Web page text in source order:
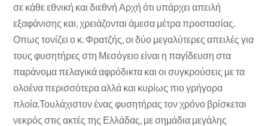
σε κάθε εθνική και διεθνή Αρχή ότι υπάρχει απειλή
εξαφάνισης και, χρειάζονται άμεσα μέτρα προστασίας.
Οπως τονίζει ο κ. Φρατζής, οι δύο μεγαλύτερες απειλές για
τους φυσητήρες στη Μεσόγειο είναι η παγίδευση στα
παράνομα πελαγικά αφρόδικτα και οι συγκρούσεις με τα
ολοένα περισσότερα αλλά και κυρίως πιο γρήγορα
πλοία.Τουλάχιστον ένας φυσητήρας τον χρόνο βρίσκεται
νεκρός στις ακτές της Ελλάδας, με σημάδια μεγάλης